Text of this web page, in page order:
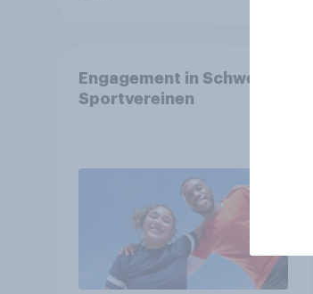
Engagement in Schweizer
Sportvereinen